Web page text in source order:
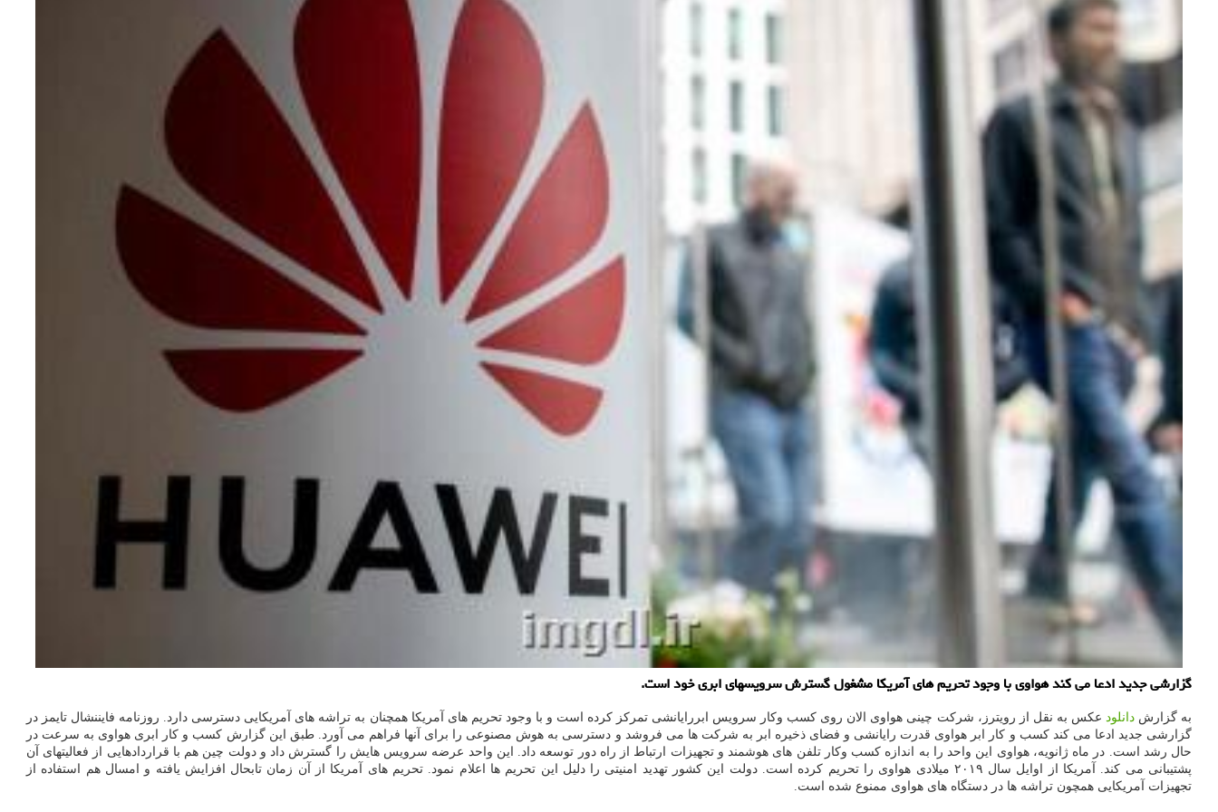
گزارشی جدید ادعا می كند هواوی با وجود تحریم های آمریكا مشغول گسترش سرویسهای ابری خود است.
به گزارشدانلود عکس به نقل از رویترز، شرکت چینی هواوی الان روی کسب وکار سرویس ابررایانشی تمرکز کرده است و با وجود تحریم های آمریکا همچنان به تراشه های آمریکایی دسترسی دارد. روزنامه فایننشال تایمز در
گزارشی جدید ادعا می کند کسب و کار ابر هواوی قدرت رایانشی و فضای ذخیره ابر به شرکت ها می فروشد و دسترسی به هوش مصنوعی را برای آنها فراهم می آورد. طبق این گزارش کسب و کار ابری هواوی به سرعت در
حال رشد است. در ماه ژانویه، هواوی این واحد را به اندازه کسب وکار تلفن های هوشمند و تجهیزات ارتباط از راه دور توسعه داد. این واحد عرضه سرویس هایش را گسترش داد و دولت چین هم با قراردادهایی از فعالیتهای آن
پشتیبانی می کند. آمریکا از اوایل سال ۲۰۱۹ میلادی هواوی را تحریم کرده است. دولت این کشور تهدید امنیتی را دلیل این تحریم ها اعلام نمود. تحریم های آمریکا از آن زمان تابحال افزایش یافته و امسال هم استفاده از
تجهیزات آمریکایی همچون تراشه ها در دستگاه های هواوی ممنوع شده است.